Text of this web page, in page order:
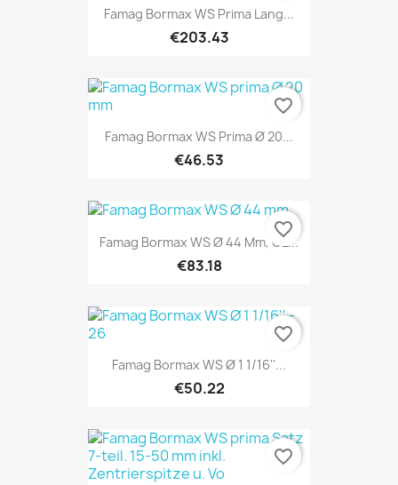
Famag Bormax WS Prima Lang...
€203.43
Famag Bormax WS Prima Ø 20...
€46.53
favorite_border
Famag Bormax WS Ø 44 Mm, GL...
€83.18
favorite_border
Famag Bormax WS Ø 1 1/16''...
€50.22
favorite_border
favorite_border